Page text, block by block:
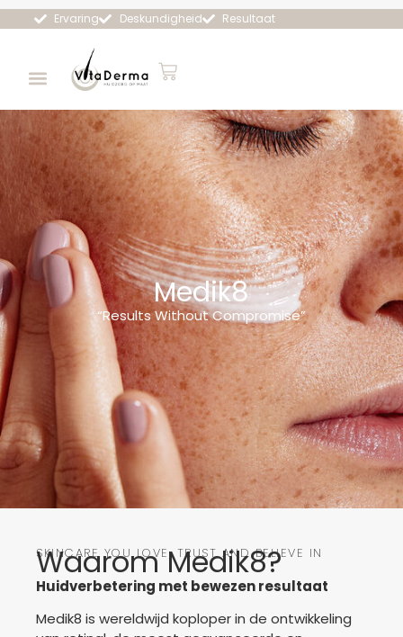
Ervaring Deskundigheid Resultaat
Medik8
“Results Without Compromise”
SKINCARE YOU LOVE, TRUST AND BELIEVE IN
Waarom Medik8?
Huidverbetering met bewezen resultaat
Medik8 is wereldwijd koploper in de ontwikkeling